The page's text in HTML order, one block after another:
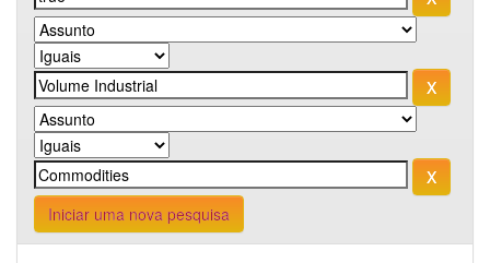
Iniciar uma nova pesquisa